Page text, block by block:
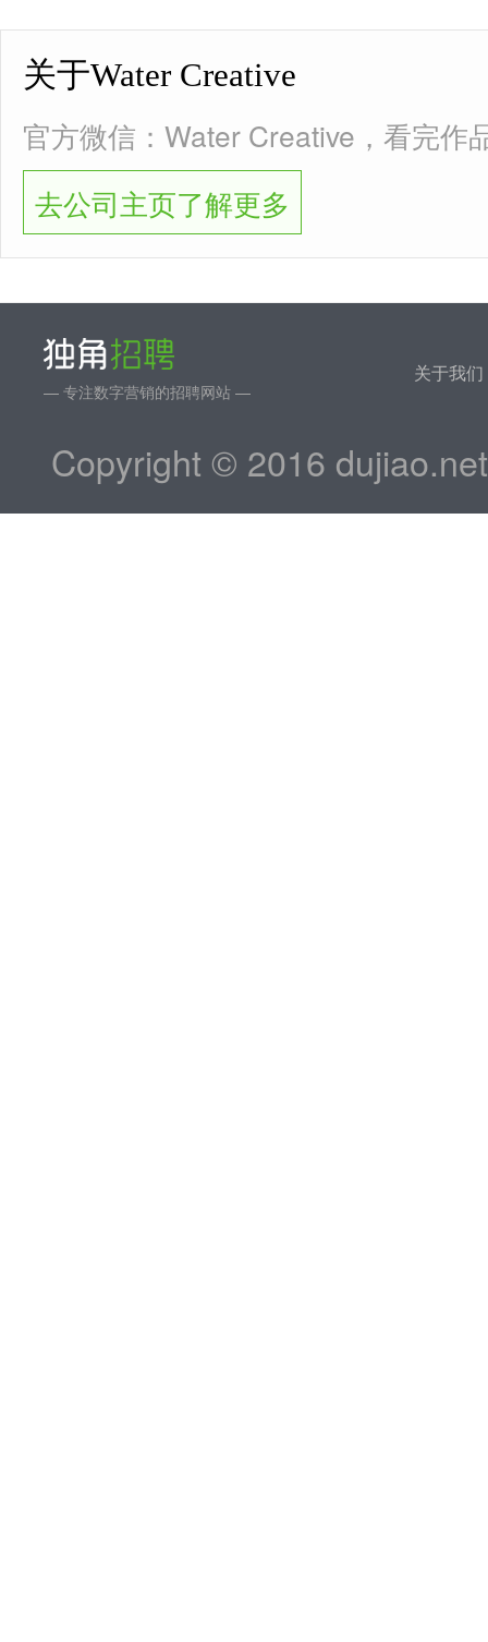
关于Water Creative
官方微信：Water Creative，看完作
去公司主页了解更多
— 专注数字营销的招聘网站 —
关于我们
Copyright © 2016